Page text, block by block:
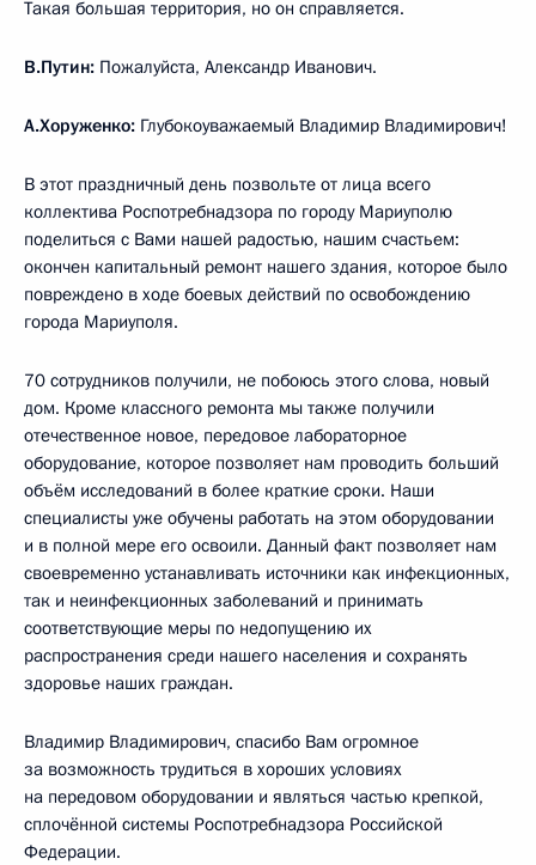
Такая большая территория, но он справляется.
В.Путин: Пожалуйста, Александр Иванович.
А.Хоруженко: Глубокоуважаемый Владимир Владимирович!
В этот праздничный день позвольте от лица всего
коллектива Роспотребнадзора по городу Мариуполю
поделиться с Вами нашей радостью, нашим счастьем:
окончен капитальный ремонт нашего здания, которое было
повреждено в ходе боевых действий по освобождению
города Мариуполя.
70 сотрудников получили, не побоюсь этого слова, новый
дом. Кроме классного ремонта мы также получили
отечественное новое, передовое лабораторное
оборудование, которое позволяет нам проводить больший
объём исследований в более краткие сроки. Наши
специалисты уже обучены работать на этом оборудовании
и в полной мере его освоили. Данный факт позволяет нам
своевременно устанавливать источники как инфекционных,
так и неинфекционных заболеваний и принимать
соответствующие меры по недопущению их
распространения среди нашего населения и сохранять
здоровье наших граждан.
Владимир Владимирович, спасибо Вам огромное
за возможность трудиться в хороших условиях
на передовом оборудовании и являться частью крепкой,
сплочённой системы Роспотребнадзора Российской
Федерации.